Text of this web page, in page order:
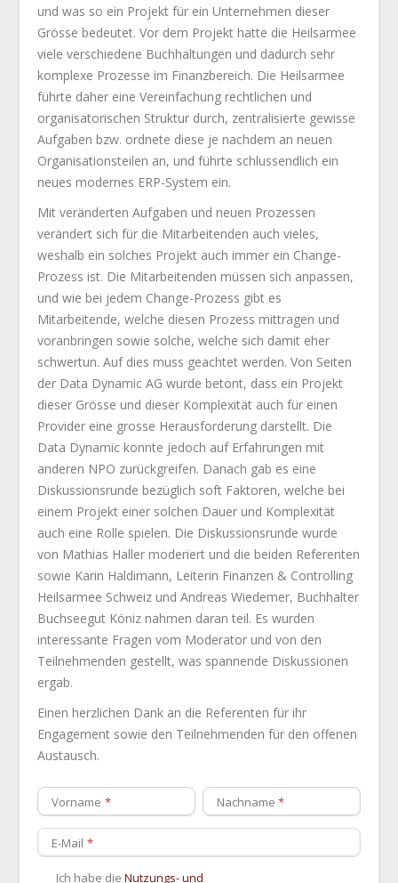
und was so ein Projekt für ein Unternehmen dieser
Grösse bedeutet. Vor dem Projekt hatte die Heilsarmee
viele verschiedene Buchhaltungen und dadurch sehr
komplexe Prozesse im Finanzbereich. Die Heilsarmee
führte daher eine Vereinfachung rechtlichen und
organisatorischen Struktur durch, zentralisierte gewisse
Aufgaben bzw. ordnete diese je nachdem an neuen
Organisationsteilen an, und führte schlussendlich ein
neues modernes ERP-System ein.
Mit veränderten Aufgaben und neuen Prozessen
verändert sich für die Mitarbeitenden auch vieles,
weshalb ein solches Projekt auch immer ein Change-
Prozess ist. Die Mitarbeitenden müssen sich anpassen,
und wie bei jedem Change-Prozess gibt es
Mitarbeitende, welche diesen Prozess mittragen und
voranbringen sowie solche, welche sich damit eher
schwertun. Auf dies muss geachtet werden. Von Seiten
der Data Dynamic AG wurde betont, dass ein Projekt
dieser Grösse und dieser Komplexität auch für einen
Provider eine grosse Herausforderung darstellt. Die
Data Dynamic konnte jedoch auf Erfahrungen mit
anderen NPO zurückgreifen. Danach gab es eine
Diskussionsrunde bezüglich soft Faktoren, welche bei
einem Projekt einer solchen Dauer und Komplexität
auch eine Rolle spielen. Die Diskussionsrunde wurde
von Mathias Haller moderiert und die beiden Referenten
sowie Karin Haldimann, Leiterin Finanzen & Controlling
Heilsarmee Schweiz und Andreas Wiedemer, Buchhalter
Buchseegut Köniz nahmen daran teil. Es wurden
interessante Fragen vom Moderator und von den
Teilnehmenden gestellt, was spannende Diskussionen
ergab.
Einen herzlichen Dank an die Referenten für ihr
Engagement sowie den Teilnehmenden für den offenen
Austausch.
Vorname Nachname
E-Mail
Ich habe dieNutzungs- und